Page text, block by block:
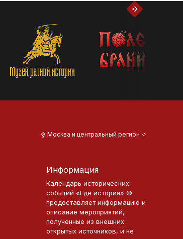
Москва и центральный регион
Информация
Календарь исторических
событий «Где история» ©
предоставляет информацию и
описание мероприятий,
полученные из внешних
открытых источников, и не